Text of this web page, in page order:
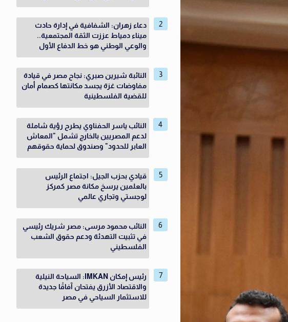
دعاء زهران: الشفافية في إدارة حادث
ميناء دمياط عززت الثقة المجتمعية..
والوعي الوطني هو خط الدفاع الأول
النائبة شيرين صبري: نجاح مصر في قيادة
مفاوضات غزة يجسد مكانتها كصمام أمان
للقضية الفلسطينية
النائب ياسر الحفناوي يطرح رؤية شاملة
لدعم المصريين بالخارج تشمل "المعاش
العابر للحدود" وصندوق لحماية حقوقهم
قيادي بحزب الجيل: اجتماع الرئيس
بالعلمين يرسخ مكانة مصر كمركز
لوجستي وتجاري عالمي
النائب محمود مرسى: مصر شريك رئيسي
في تثبيت التهدئة ودعم حقوق الشعب
الفلسطيني
رئيس إمكان IMKAN: السياحة النيلية
والاقتصاد الأزرق يفتحان آفاقًا جديدة
للاستثمار السياحي في مصر